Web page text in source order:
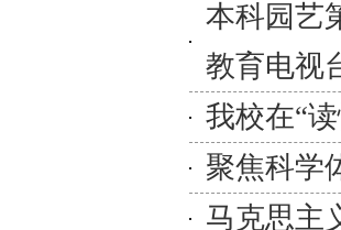
本科园艺
教育电视
我校在“
聚焦科学
马克思主